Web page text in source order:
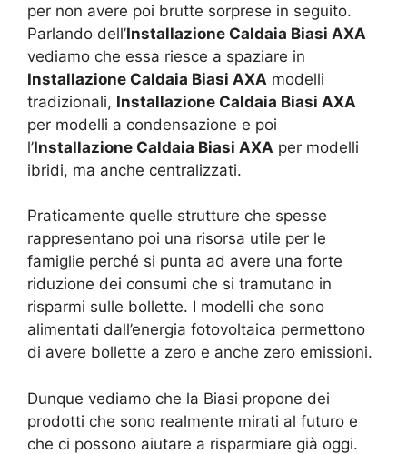
per non avere poi brutte sorprese in seguito.
Parlando dell’Installazione Caldaia Biasi AXA
vediamo che essa riesce a spaziare in
Installazione Caldaia Biasi AXA modelli
tradizionali, Installazione Caldaia Biasi AXA
per modelli a condensazione e poi
l’Installazione Caldaia Biasi AXA per modelli
ibridi, ma anche centralizzati.
Praticamente quelle strutture che spesse
rappresentano poi una risorsa utile per le
famiglie perché si punta ad avere una forte
riduzione dei consumi che si tramutano in
risparmi sulle bollette. I modelli che sono
alimentati dall’energia fotovoltaica permettono
di avere bollette a zero e anche zero emissioni.
Dunque vediamo che la Biasi propone dei
prodotti che sono realmente mirati al futuro e
che ci possono aiutare a risparmiare già oggi.